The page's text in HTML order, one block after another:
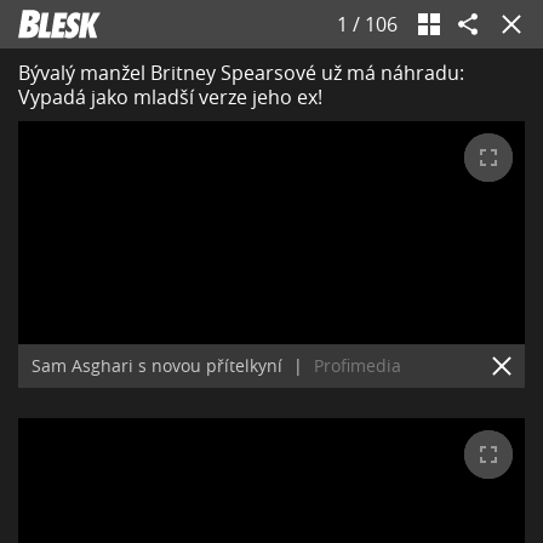
1 / 106
Bývalý manžel Britney Spearsové už má náhradu:
Vypadá jako mladší verze jeho ex!
Sam Asghari s novou přítelkyní | Profimedia